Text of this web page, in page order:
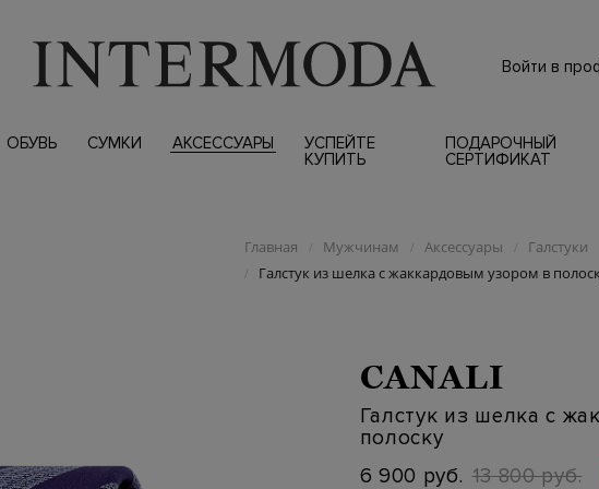
Войти в
ОБУВЬ СУМКИ АКСЕССУАРЫ
УСПЕЙТЕ
КУПИТЬ
ПОДАРОЧНЫЙ
СЕРТИФИКАТ
Главная / Мужчинам / Аксессуары / Галстуки
/ Галстук из шелка с жаккардовым узором в
CANALI
Галстук из шелка с
полоску
6 900 руб. 13 800 руб.